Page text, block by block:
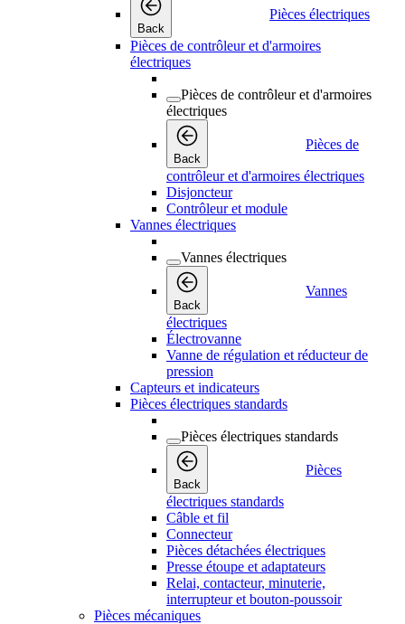
Back
Pièces électriques
Pièces de contrôleur et d'armoires
électriques
Pièces de contrôleur et d'armoires
électriques
Back
Pièces de
contrôleur et d'armoires électriques
Disjoncteur
Contrôleur et module
Vannes électriques
Vannes électriques
Back
Vannes
électriques
Électrovanne
Vanne de régulation et réducteur de
pression
Capteurs et indicateurs
Pièces électriques standards
Pièces électriques standards
Back
Pièces
électriques standards
Câble et fil
Connecteur
Pièces détachées électriques
Presse étoupe et adaptateurs
Relai, contacteur, minuterie,
interrupteur et bouton-poussoir
Pièces mécaniques